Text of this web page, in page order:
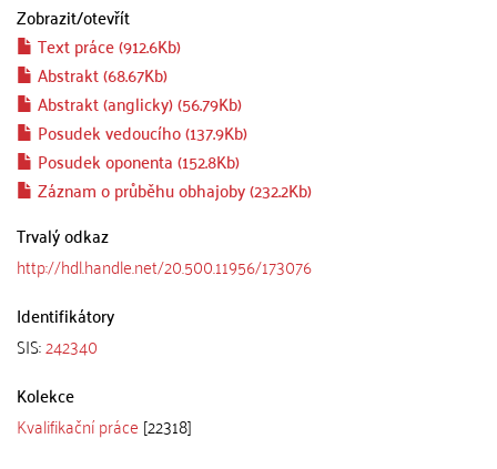
Zobrazit/otevřít
Text práce (912.6Kb)
Abstrakt (68.67Kb)
Abstrakt (anglicky) (56.79Kb)
Posudek vedoucího (137.9Kb)
Posudek oponenta (152.8Kb)
Záznam o průběhu obhajoby (232.2Kb)
Trvalý odkaz
http://hdl.handle.net/20.500.11956/173076
Identifikátory
SIS:242340
Kolekce
Kvalifikační práce [22318]